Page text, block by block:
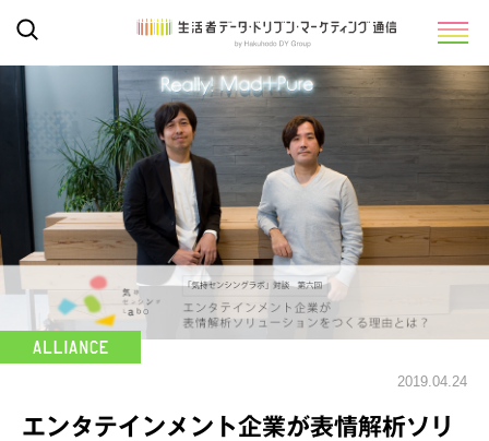
2019.04.24
エンタテインメント企業が表情解析ソリ